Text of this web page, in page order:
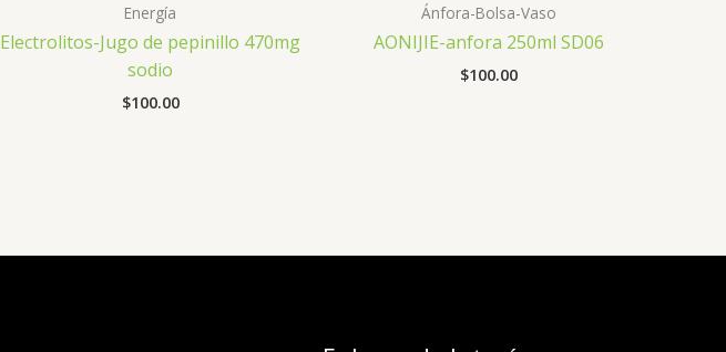
Energía
Electrolitos-Jugo de pepinillo 470mg
sodio
$100.00
Ánfora-Bolsa-Vaso
AONIJIE-anfora 250ml SD06
$100.00